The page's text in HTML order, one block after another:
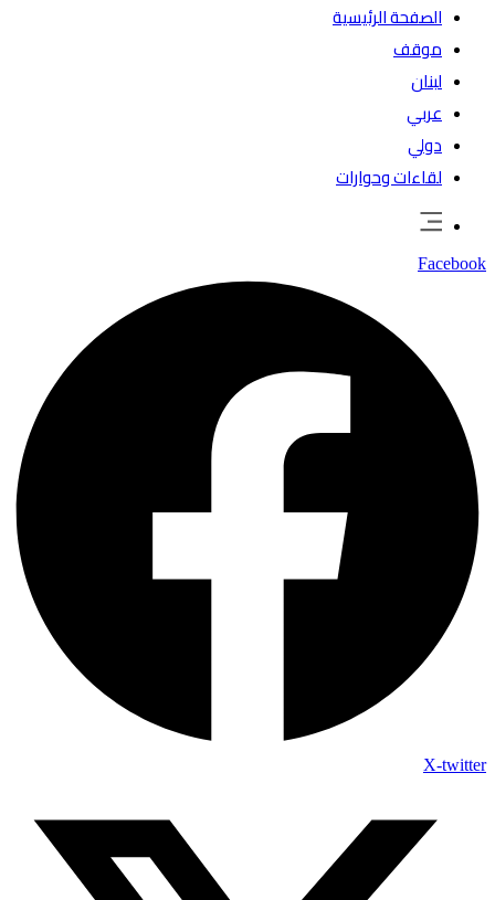
الصفحة الرئيسية
موقف
لبنان
عربي
دولي
لقاءات وحوارات
Facebook
X-twitter